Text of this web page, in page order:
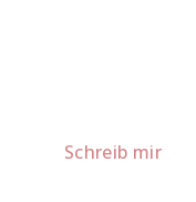
Schreib mir